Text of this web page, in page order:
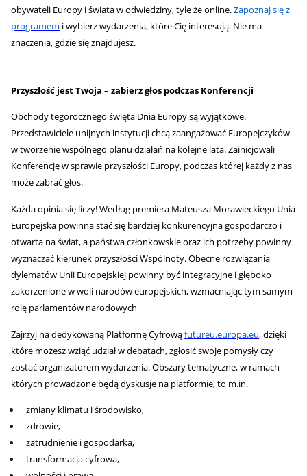
obywateli Europy i świata w odwiedziny, tyle że online.Zapoznaj się z
programem i wybierz wydarzenia, które Cię interesują. Nie ma
znaczenia, gdzie się znajdujesz.
Przyszłość jest Twoja – zabierz głos podczas Konferencji
Obchody tegorocznego święta Dnia Europy są wyjątkowe.
Przedstawiciele unijnych instytucji chcą zaangażować Europejczyków
w tworzenie wspólnego planu działań na kolejne lata. Zainicjowali
Konferencję w sprawie przyszłości Europy, podczas której każdy z nas
może zabrać głos.
Każda opinia się liczy! Według premiera Mateusza Morawieckiego Unia
Europejska powinna stać się bardziej konkurencyjna gospodarczo i
otwarta na świat, a państwa członkowskie oraz ich potrzeby powinny
wyznaczać kierunek przyszłości Wspólnoty. Obecne rozwiązania
dylematów Unii Europejskiej powinny być integracyjne i głęboko
zakorzenione w woli narodów europejskich, wzmacniając tym samym
rolę parlamentów narodowych
Zajrzyj na dedykowaną Platformę Cyfrowąfutureu.europa.eu, dzięki
które możesz wziąć udział w debatach, zgłosić swoje pomysły czy
zostać organizatorem wydarzenia. Obszary tematyczne, w ramach
których prowadzone będą dyskusje na platformie, to m.in.
zmiany klimatu i środowisko,
zdrowie,
zatrudnienie i gospodarka,
transformacja cyfrowa,